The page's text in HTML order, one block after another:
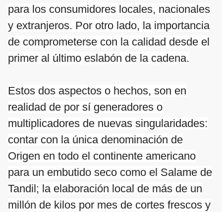
para los consumidores locales, nacionales
y extranjeros. Por otro lado, la importancia
de comprometerse con la calidad desde el
primer al último eslabón de la cadena.
Estos dos aspectos o hechos, son en
realidad de por sí generadores o
multiplicadores de nuevas singularidades:
contar con la única denominación de
Origen en todo el continente americano
para un embutido seco como el Salame de
Tandil; la elaboración local de más de un
millón de kilos por mes de cortes frescos y